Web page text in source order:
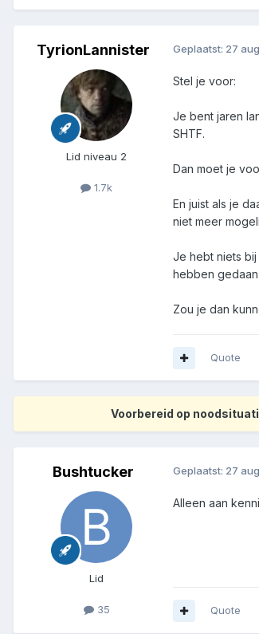
TyrionLannister
Lid niveau 2
1.7k
Geplaatst: 27
Stel je voor:
Je bent jaren
SHTF.
Dan moet je
En juist als je
niet meer
Je hebt niets
hebben
Zou je dan
Quote
Voorbereid op
Bushtucker
Lid
35
Geplaatst: 27
Alleen aan
Quote